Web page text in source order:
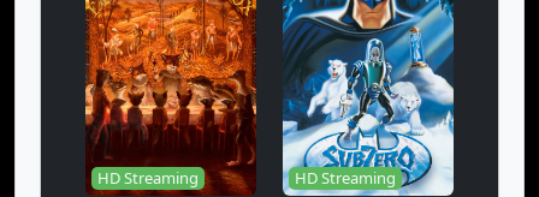
HD Streaming HD Streaming